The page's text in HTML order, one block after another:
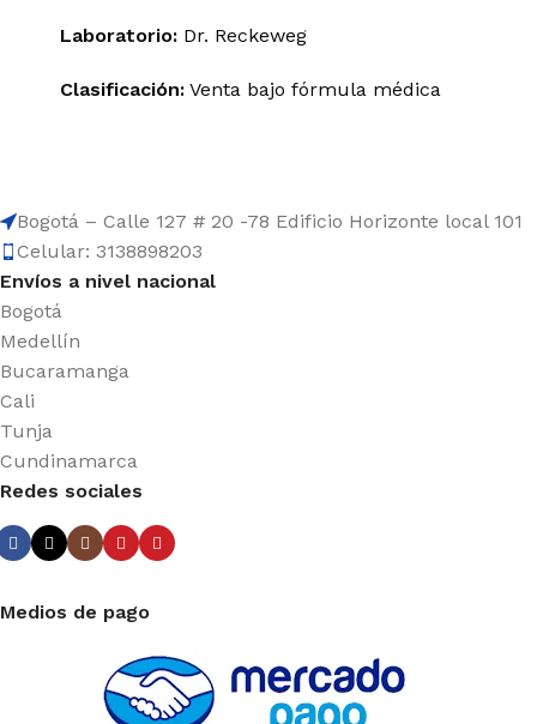
Laboratorio: Dr. Reckeweg
Clasificación: Venta bajo fórmula médica
Bogotá – Calle 127 # 20 -78 Edificio Horizonte local 101
Celular: 3138898203
Envíos a nivel nacional
Bogotá
Medellín
Bucaramanga
Cali
Tunja
Cundinamarca
Redes sociales
Medios de pago